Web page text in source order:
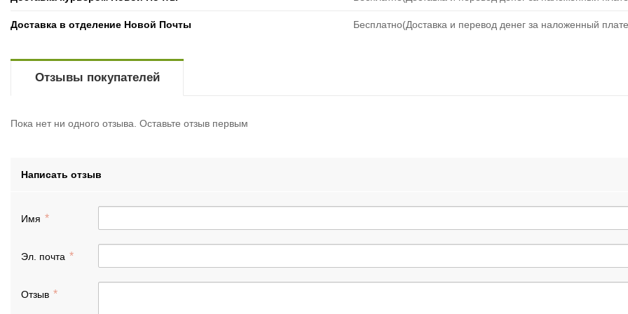
Доставка в отделение Новой Почты Бесплатно(Доставка и перевод денег за наложенный
Отзывы покупателей
Пока нет ни одного отзыва. Оставьте отзыв первым
Написать отзыв
Имя
Эл. почта
Отзыв